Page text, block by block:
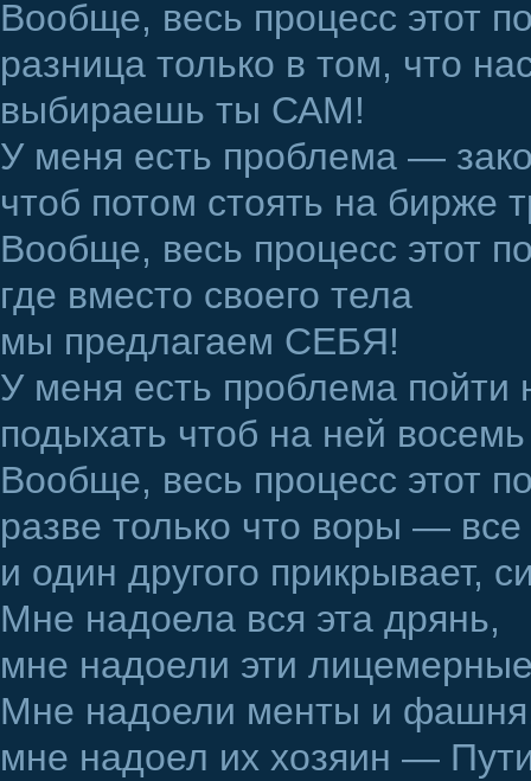
Вообще, весь процесс этот
разница только в том, что
выбираешь ты САМ!
У меня есть проблема —
чтоб потом стоять на бирже
Вообще, весь процесс этот
где вместо своего тела
мы предлагаем СЕБЯ!
У меня есть проблема пойти
подыхать чтоб на ней
Вообще, весь процесс этот
разве только что воры — все
и один другого прикрывает,
Мне надоела вся эта дрянь,
мне надоели эти
Мне надоели менты и
мне надоел их хозяин —